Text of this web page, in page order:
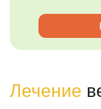
Лечение